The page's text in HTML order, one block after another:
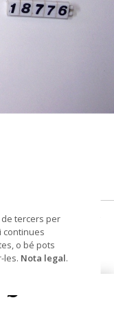
y Profesional
Batxillerat
tercers per
continues
o bé pots
les. Nota legal.